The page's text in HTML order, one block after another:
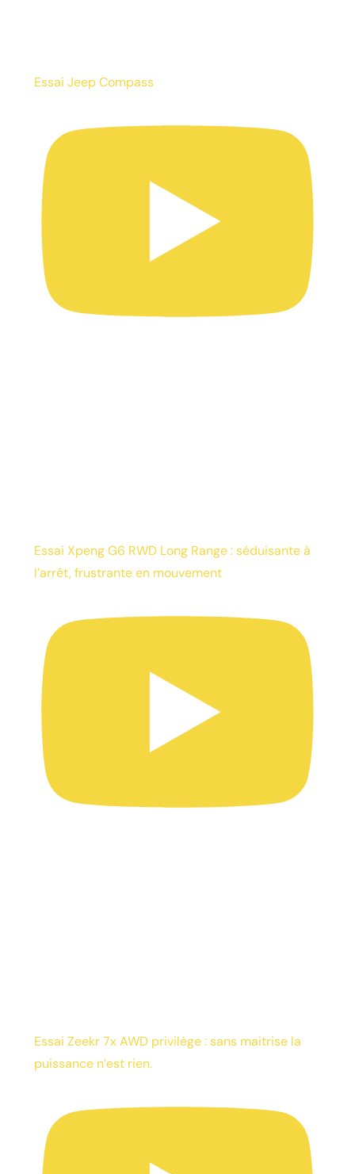
Essai Jeep Compass
Essai Xpeng G6 RWD Long Range : séduisante à
l’arrêt, frustrante en mouvement
Essai Zeekr 7x AWD privilège : sans maitrise la
puissance n’est rien.